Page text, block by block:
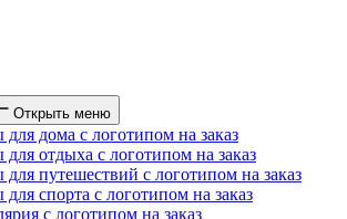
Открыть меню
для дома с логотипом на заказ
для отдыха с логотипом на заказ
для путешествий с логотипом на заказ
для спорта с логотипом на заказ
с логотипом на заказ